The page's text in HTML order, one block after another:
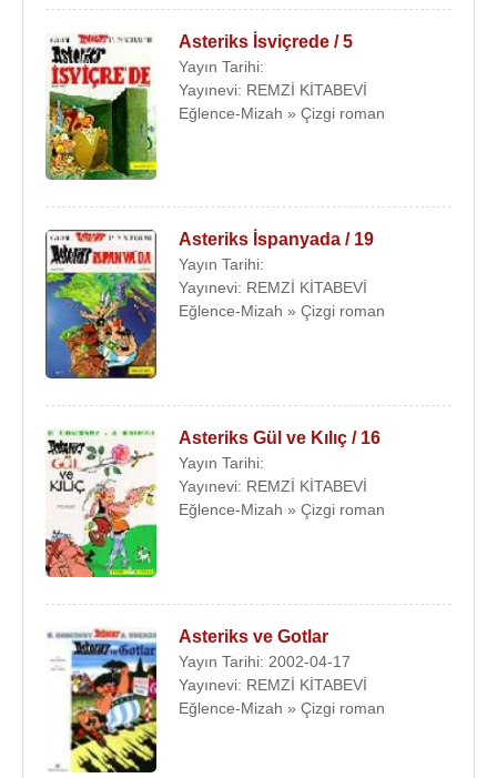
Asteriks İsviçrede / 5
Yayın Tarihi:
Yayınevi: REMZİ KİTABEVİ
Eğlence-Mizah » Çizgi roman
Asteriks İspanyada / 19
Yayın Tarihi:
Yayınevi: REMZİ KİTABEVİ
Eğlence-Mizah » Çizgi roman
Asteriks Gül ve Kılıç / 16
Yayın Tarihi:
Yayınevi: REMZİ KİTABEVİ
Eğlence-Mizah » Çizgi roman
Asteriks ve Gotlar
Yayın Tarihi: 2002-04-17
Yayınevi: REMZİ KİTABEVİ
Eğlence-Mizah » Çizgi roman